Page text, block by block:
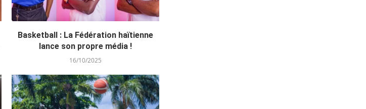
Basketball : La Fédération haïtienne
lance son propre média !
16/10/2025